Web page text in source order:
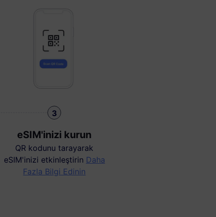
3
eSIM'inizi kurun
QR kodunu tarayarak
eSIM'inizi etkinleştirin Daha
Fazla Bilgi Edinin